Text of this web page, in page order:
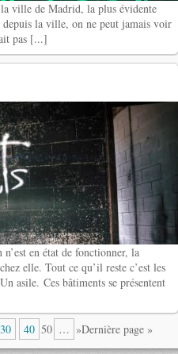
ville de Madrid, la plus évidente
la ville, on ne peut jamais voir
pas [...]
en état de fonctionner, la
elle. Tout ce qu’il reste c’est les
asile. Ces bâtiments se présentent
30 40 50 … »Dernière page »